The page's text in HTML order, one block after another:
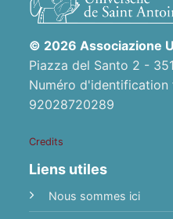
© 2026 Associazione
Piazza del Santo 2 -
Numéro d'identification
92028720289
Credits
Liens utiles
Nous sommes ici